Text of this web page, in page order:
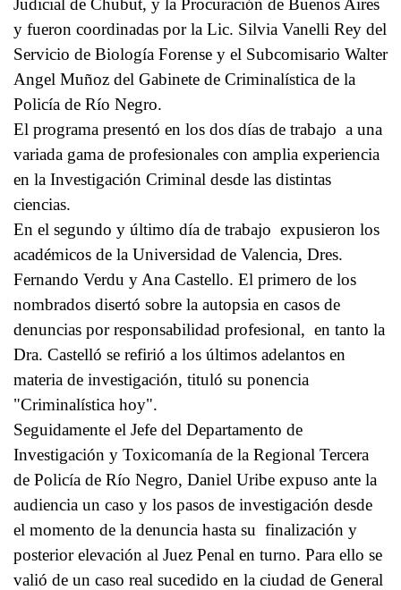
Judicial de Chubut, y la Procuración de Buenos Aires
y fueron coordinadas por la Lic. Silvia Vanelli Rey del
Servicio de Biología Forense y el Subcomisario Walter
Angel Muñoz del Gabinete de Criminalística de la
Policía de Río Negro.
El programa presentó en los dos días de trabajo a una
variada gama de profesionales con amplia experiencia
en la Investigación Criminal desde las distintas
ciencias.
En el segundo y último día de trabajo expusieron los
académicos de la Universidad de Valencia, Dres.
Fernando Verdu y Ana Castello. El primero de los
nombrados disertó sobre la autopsia en casos de
denuncias por responsabilidad profesional, en tanto la
Dra. Castelló se refirió a los últimos adelantos en
materia de investigación, tituló su ponencia
"Criminalística hoy".
Seguidamente el Jefe del Departamento de
Investigación y Toxicomanía de la Regional Tercera
de Policía de Río Negro, Daniel Uribe expuso ante la
audiencia un caso y los pasos de investigación desde
el momento de la denuncia hasta su finalización y
posterior elevación al Juez Penal en turno. Para ello se
valió de un caso real sucedido en la ciudad de General